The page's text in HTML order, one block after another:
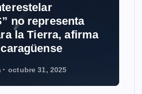
no representa
la Tierra, afirma
octubre 31, 2025